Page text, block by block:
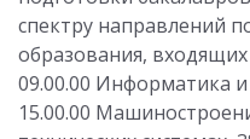
спектру направлений
образования,
09.00.00 Информатика
15.00.00